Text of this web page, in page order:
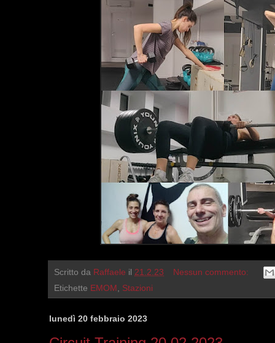
Scritto da Raffaele il 21.2.23
Nessun commento:
Etichette EMOM , Stazioni
lunedì 20 febbraio 2023